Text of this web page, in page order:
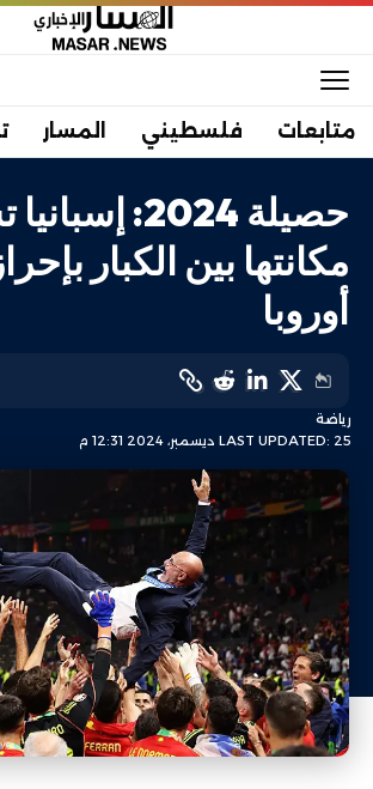
متابعات فلسطيني المسار
حصيلة 2024:
مكانتها بين الكبار
أوروبا
LAST UPDATED: 25 ديسمبر، 2024 12:31 م
رياضة